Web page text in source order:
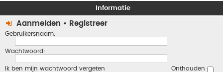
Informatie
Aanmelden • Registreer
Gebruikersnaam:
Wachtwoord:
Ik ben mijn wachtwoord vergeten Onthouden